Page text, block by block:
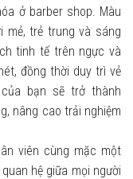
ở barber shop. Màu
mẻ, trẻ trung và sáng
tinh tế trên ngực và
đồng thời duy trì vẻ
bạn sẽ trở thành
nâng cao trải nghiệm
viên cùng mặc một
hệ giữa mọi người